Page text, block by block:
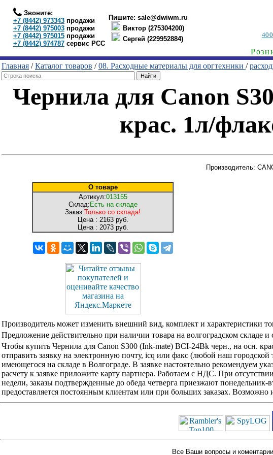
Звоните:
+7 (8442) 973343 продажи
+7 (8442) 975003 продажи
+7 (8442) 975015 продажи
+7 (8442) 974787 сервис РСС
Пишите: sale@dwiwm.ru
Виктор (275304200)
Сергей (229952884)
Главная /Каталог товаров /08. Расходные материалы для оргтехники /
Чернила для Canon
крас. 1л/
О товаре
Артикул:013155
Склад: Есть на складе
Заказ:Только со склада!
Цена : 2163 руб.
Цена : 2073 руб.
Производитель:
Производитель может изменить внешний вид, комплект и характеристики
Предложение действительно при наличии товара на волгоградском складе и
Чтобы купить Чернила для Canon S300 (Ink-mate) BCI-24Bk черн., на
отправить заявку на электронную почту, icq или факс (любой наш
имеющегося на складе в Волгограде. В заявке настоятельно рекомендуем
расчету к заявке приложите карту партнера. Работаем с НДС. При
недели, заказы подтвержденные до обеда четверга приезжают
предоставляется постоянным клиентам или при больших заказах.
Все Ваши вопросы и